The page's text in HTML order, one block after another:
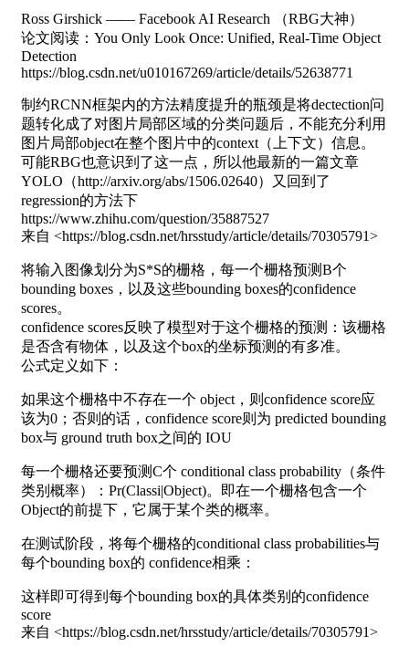
Ross Girshick —— Facebook AI Research （RBG大神）
论文阅读：You Only Look Once: Unified, Real-Time Object
Detection
https://blog.csdn.net/u010167269/article/details/52638771
制约RCNN框架内的方法精度提升的瓶颈是将dectection问
题转化成了对图片局部区域的分类问题后，不能充分利用
图片局部object在整个图片中的context（上下文）信息。
可能RBG也意识到了这一点，所以他最新的一篇文章
YOLO（http://arxiv.org/abs/1506.02640）又回到了
regression的方法下
https://www.zhihu.com/question/35887527
来自 <https://blog.csdn.net/hrsstudy/article/details/70305791>
将输入图像划分为S*S的栅格，每一个栅格预测B个
bounding boxes，以及这些bounding boxes的confidence
scores。
confidence scores反映了模型对于这个栅格的预测：该栅格
是否含有物体，以及这个box的坐标预测的有多准。
公式定义如下：
如果这个栅格中不存在一个 object，则confidence score应
该为0；否则的话，confidence score则为 predicted bounding
box与 ground truth box之间的 IOU
每一个栅格还要预测C个 conditional class probability（条件
类别概率）：Pr(Classi|Object)。即在一个栅格包含一个
Object的前提下，它属于某个类的概率。
在测试阶段，将每个栅格的conditional class probabilities与
每个bounding box的 confidence相乘：
这样即可得到每个bounding box的具体类别的confidence
score
来自 <https://blog.csdn.net/hrsstudy/article/details/70305791>